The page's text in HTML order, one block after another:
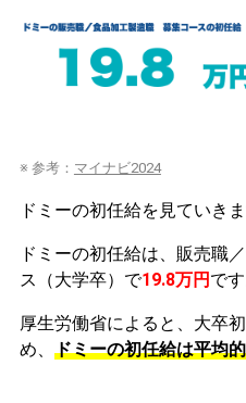
※ 参考： マイナビ2024
ドミーの初任給を見ていきま
ドミーの初任給は、販売職
ス（大学卒）で19.8万円 です
厚生労働省によると、大卒
め、 ドミーの初任給は平均